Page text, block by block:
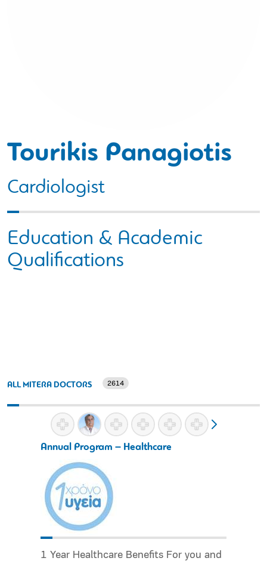
Tourikis Panagiotis
Cardiologist
Education & Academic
Qualifications
ALL MITERA DOCTORS 2614
Annual Program – Healthcare
1 Year Healthcare Benefits For you and